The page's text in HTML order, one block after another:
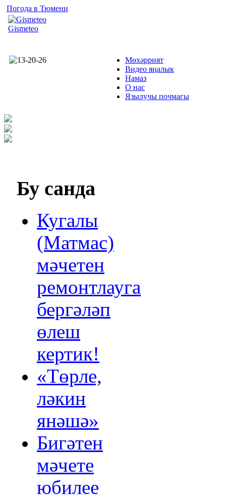
Погода в Тюмени
Gismeteo
Мөхәррият
Видео яңалык
Намаз
О нас
Язылучы почмагы
Бу санда
Кугалы
(Матмас)
мәчетен
ремонтлауга
бергәләп
өлеш
кертик!
«Төрле,
ләкин
янәшә»
Бигәтен
мәчете
юбилее